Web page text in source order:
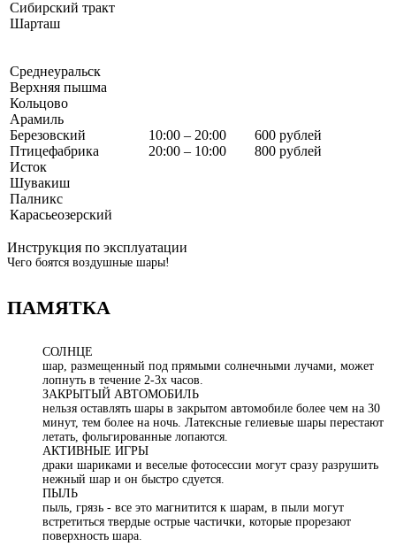
Сибирский тракт
Шарташ
Среднеуральск
Верхняя пышма
Кольцово
Арамиль
Березовский
Птицефабрика
Исток
Шувакиш
Палникс
Карасьеозерский
10:00 – 20:00
20:00 – 10:00
600 рублей
800 рублей
Инструкция по эксплуатации
Чего боятся воздушные шары!
ПАМЯТКА
СОЛНЦЕ
шар, размещенный под прямыми солнечными лучами, может
лопнуть в течение 2-3х часов.
ЗАКРЫТЫЙ АВТОМОБИЛЬ
нельзя оставлять шары в закрытом автомобиле более чем на 30
минут, тем более на ночь. Латексные гелиевые шары перестают
летать, фольгированные лопаются.
АКТИВНЫЕ ИГРЫ
драки шариками и веселые фотосессии могут сразу разрушить
нежный шар и он быстро сдуется.
ПЫЛЬ
пыль, грязь - все это магнитится к шарам, в пыли могут
встретиться твердые острые частички, которые прорезают
поверхность шара.